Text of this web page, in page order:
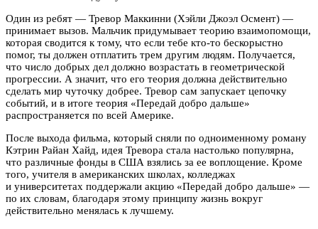
Один из ребят — Тревор Маккинни (Хэйли Джоэл Осмент) —
принимает вызов. Мальчик придумывает теорию взаимопомощи,
которая сводится к тому, что если тебе кто-то бескорыстно
помог, ты должен отплатить трем другим людям. Получается,
что число добрых дел должно возрастать в геометрической
прогрессии. А значит, что его теория должна действительно
сделать мир чуточку добрее. Тревор сам запускает цепочку
событий, и в итоге теория «Передай добро дальше»
распространяется по всей Америке.
После выхода фильма, который сняли по одноименному роману
Кэтрин Райан Хайд, идея Тревора стала настолько популярна,
что различные фонды в США взялись за ее воплощение. Кроме
того, учителя в американских школах, колледжах
и университетах поддержали акцию «Передай добро дальше» —
по их словам, благодаря этому принципу жизнь вокруг
действительно менялась к лучшему.